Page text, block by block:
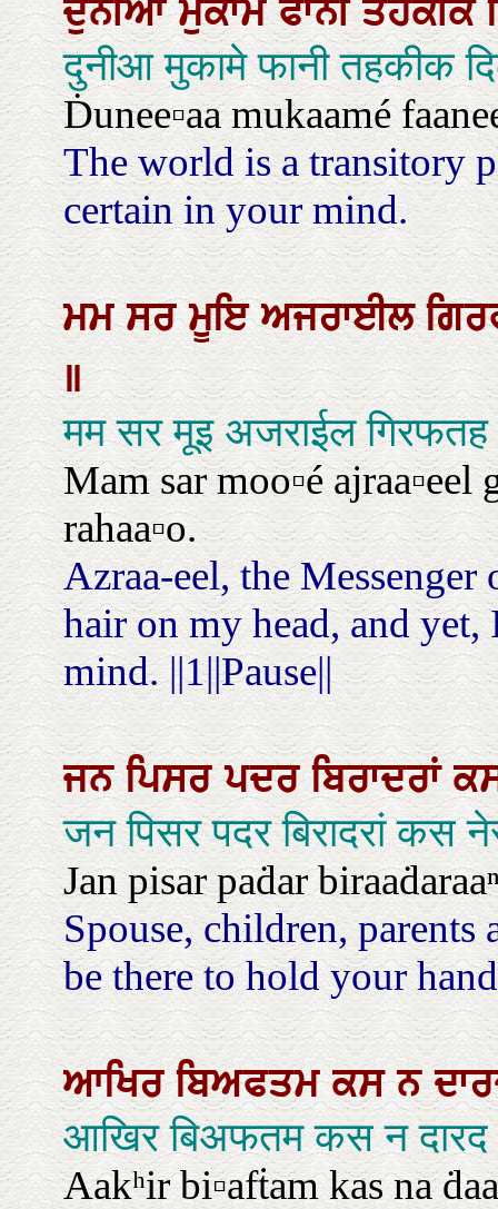
ਦੁਨੀਆਮੁਕਾਮੇਫਾਨੀਤਹਕੀਕ
दुनीआ मुकामे फानी तहकीक
Ḋunee▫aa mukaamé
The world is a transitory
certain in your mind.
ਮਮਸਰਮੂਇਅਜਰਾਈਲ
॥
मम सर मूइ अजराईल गिरफतह
Mam sar moo▫é ajraa▫eel
rahaa▫o.
Azraa-eel, the
hair on my head, and
mind. ||1||Pause||
ਜਨਪਿਸਰਪਦਰਬਿਰਾਦਰਾਂ
जन पिसर पदर बिरादरां कस
Jan pisar paḋar
Spouse, children,
be there to hold your
ਆਖਿਰਬਿਅਫਤਮਕਸਨ
आखिर बिअफतम कस न
Aakʰir bi▫afṫam kas na